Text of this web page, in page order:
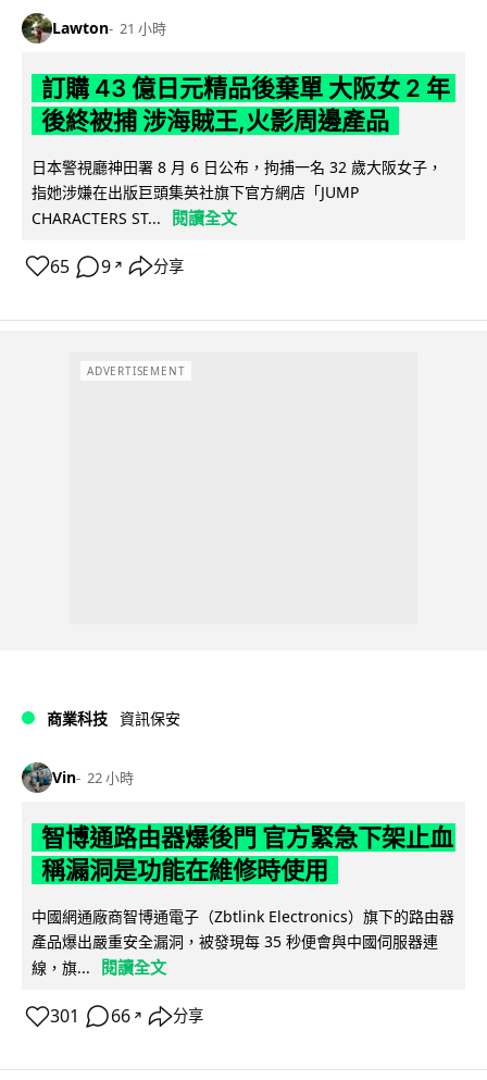
Lawton 21 小時
訂購 43 億日元精品後棄單 大阪女 2 年
後終被捕 涉海賊王,火影周邊產品
日本警視廳神田署 8 月 6 日公布，拘捕一名 32 歲大阪女子，
指她涉嫌在出版巨頭集英社旗下官方網店「JUMP
CHARACTERS ST...
閱讀全文
65 9 ↗ 分享
ADVERTISEMENT
商業科技 資訊保安
Vin 22 小時
智博通路由器爆後門 官方緊急下架止血
稱漏洞是功能在維修時使用
中國網通廠商智博通電子（Zbtlink Electronics）旗下的路由器
產品爆出嚴重安全漏洞，被發現每 35 秒便會與中國伺服器連
線，旗...
閱讀全文
301 66 ↗ 分享